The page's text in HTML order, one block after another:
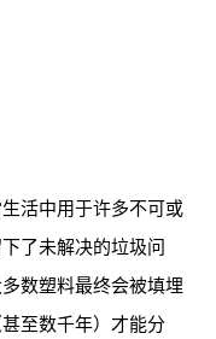
活中用于许多不可或
了未解决的垃圾问
数塑料最终会被填埋
至数千年）才能分